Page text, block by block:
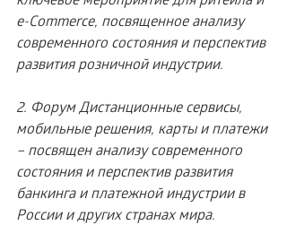
e-Commerce, посвященное анализу
современного состояния и перспектив
развития розничной индустрии.
2. Форум Дистанционные сервисы,
мобильные решения, карты и платежи
– посвящен анализу современного
состояния и перспектив развития
банкинга и платежной индустрии в
России и других странах мира.